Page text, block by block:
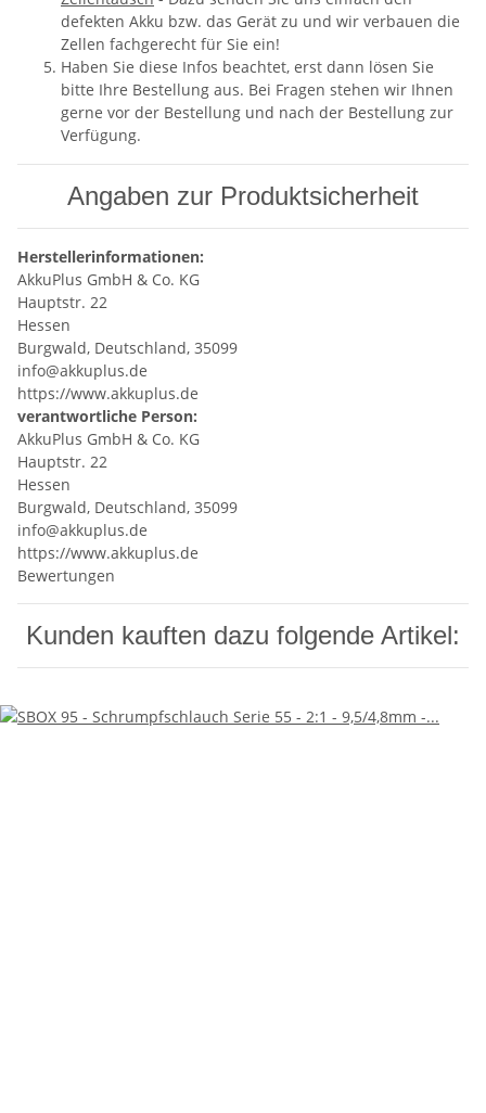
defekten Akku bzw. das Gerät zu und wir verbauen die
Zellen fachgerecht für Sie ein!
Haben Sie diese Infos beachtet, erst dann lösen Sie
bitte Ihre Bestellung aus. Bei Fragen stehen wir Ihnen
gerne vor der Bestellung und nach der Bestellung zur
Verfügung.
Angaben zur Produktsicherheit
Herstellerinformationen:
AkkuPlus GmbH & Co. KG
Hauptstr. 22
Hessen
Burgwald, Deutschland, 35099
info@akkuplus.de
https://www.akkuplus.de
verantwortliche Person:
AkkuPlus GmbH & Co. KG
Hauptstr. 22
Hessen
Burgwald, Deutschland, 35099
info@akkuplus.de
https://www.akkuplus.de
Bewertungen
Kunden kauften dazu folgende Artikel: